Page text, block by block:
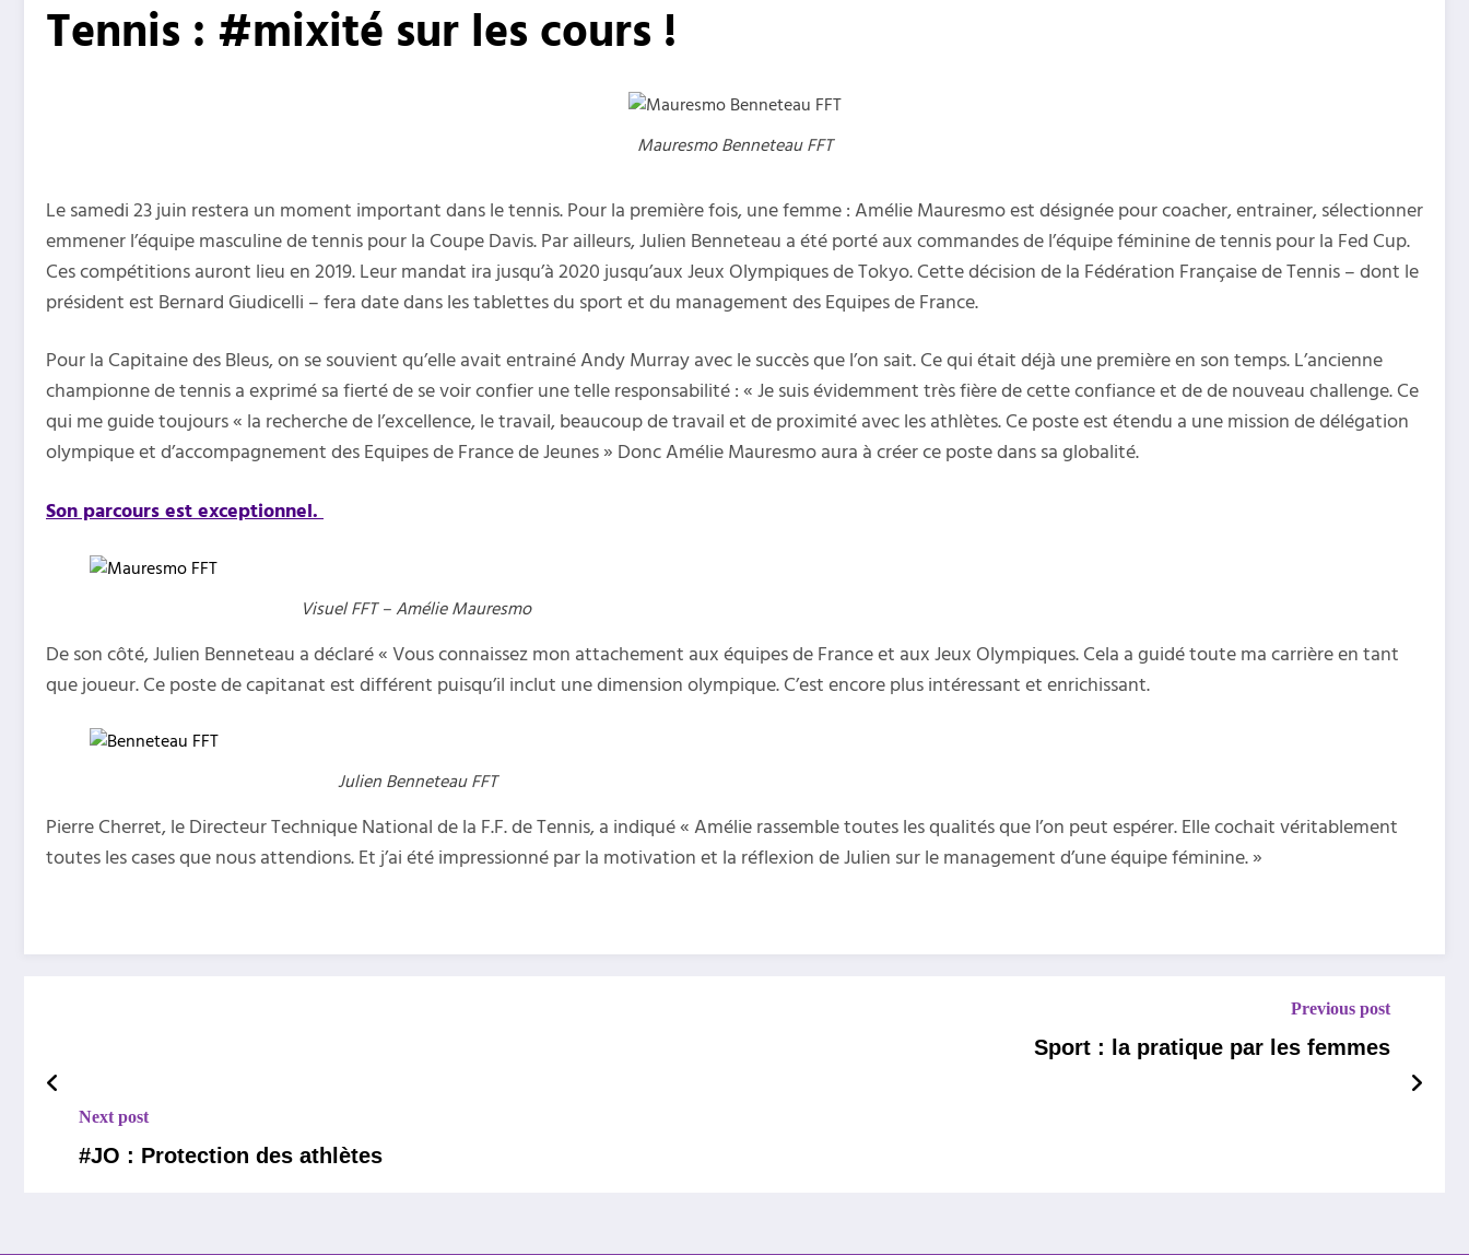
Tennis : #mixité sur les cours !
Mauresmo Benneteau FFT
Le samedi 23 juin restera un moment important dans le tennis. Pour la première fois, une femme : Amélie Mauresmo est désignée pour coacher, entrainer, sélectionner
emmener l’équipe masculine de tennis pour la Coupe Davis. Par ailleurs, Julien Benneteau a été porté aux commandes de l’équipe féminine de tennis pour la Fed Cup.
Ces compétitions auront lieu en 2019. Leur mandat ira jusqu’à 2020 jusqu’aux Jeux Olympiques de Tokyo. Cette décision de la Fédération Française de Tennis – dont le
président est Bernard Giudicelli – fera date dans les tablettes du sport et du management des Equipes de France.
Pour la Capitaine des Bleus, on se souvient qu’elle avait entrainé Andy Murray avec le succès que l’on sait. Ce qui était déjà une première en son temps. L’ancienne
championne de tennis a exprimé sa fierté de se voir confier une telle responsabilité : « Je suis évidemment très fière de cette confiance et de de nouveau challenge. Ce
qui me guide toujours « la recherche de l’excellence, le travail, beaucoup de travail et de proximité avec les athlètes. Ce poste est étendu a une mission de délégation
olympique et d’accompagnement des Equipes de France de Jeunes » Donc Amélie Mauresmo aura à créer ce poste dans sa globalité.
Son parcours est exceptionnel.
Visuel FFT – Amélie Mauresmo
De son côté, Julien Benneteau a déclaré « Vous connaissez mon attachement aux équipes de France et aux Jeux Olympiques. Cela a guidé toute ma carrière en tant
que joueur. Ce poste de capitanat est différent puisqu’il inclut une dimension olympique. C’est encore plus intéressant et enrichissant.
Julien Benneteau FFT
Pierre Cherret, le Directeur Technique National de la F.F. de Tennis, a indiqué « Amélie rassemble toutes les qualités que l’on peut espérer. Elle cochait véritablement
toutes les cases que nous attendions. Et j’ai été impressionné par la motivation et la réflexion de Julien sur le management d’une équipe féminine. »
Previous post
Sport : la pratique par les femmes
Next post
#JO : Protection des athlètes